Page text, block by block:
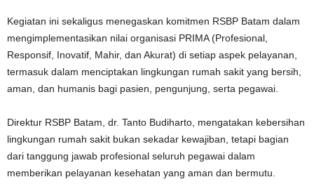
Kegiatan ini sekaligus menegaskan komitmen RSBP Batam dalam
mengimplementasikan nilai organisasi PRIMA (Profesional,
Responsif, Inovatif, Mahir, dan Akurat) di setiap aspek pelayanan,
termasuk dalam menciptakan lingkungan rumah sakit yang bersih,
aman, dan humanis bagi pasien, pengunjung, serta pegawai.
Direktur RSBP Batam, dr. Tanto Budiharto, mengatakan kebersihan
lingkungan rumah sakit bukan sekadar kewajiban, tetapi bagian
dari tanggung jawab profesional seluruh pegawai dalam
memberikan pelayanan kesehatan yang aman dan bermutu.